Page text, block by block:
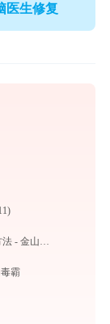
医生修复
惠普LaserJet 1320打印机无法连接？教你解决方法 - 金山毒霸
霸